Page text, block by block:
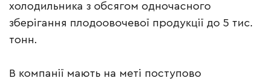
холодильника з обсягом одночасного
зберігання плодоовочевої продукції до 5 тис.
тонн.
В компанії мають на меті поступово